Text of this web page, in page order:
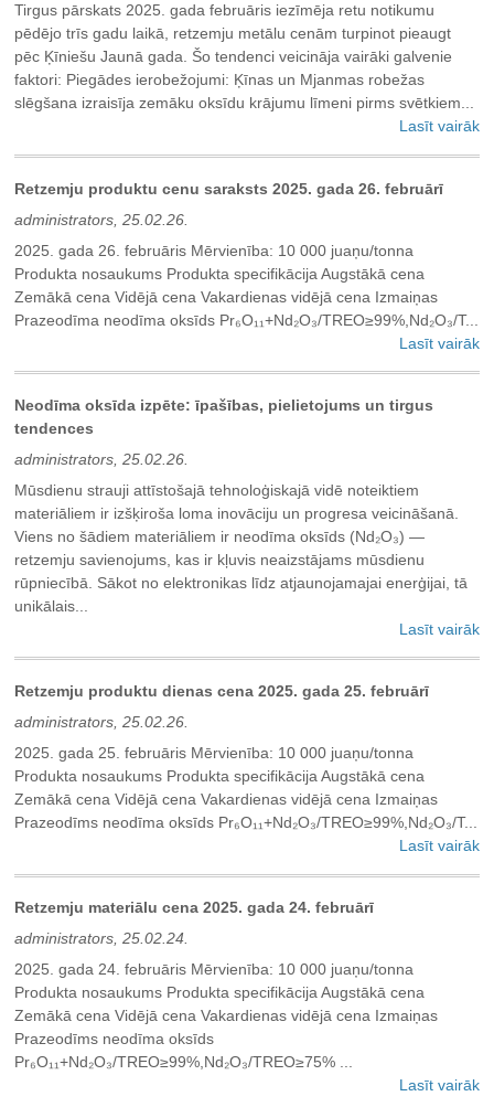
Tirgus pārskats 2025. gada februāris iezīmēja retu notikumu
pēdējo trīs gadu laikā, retzemju metālu cenām turpinot pieaugt
pēc Ķīniešu Jaunā gada. Šo tendenci veicināja vairāki galvenie
faktori: Piegādes ierobežojumi: Ķīnas un Mjanmas robežas
slēgšana izraisīja zemāku oksīdu krājumu līmeni pirms svētkiem...
Lasīt vairāk
Retzemju produktu cenu saraksts 2025. gada 26. februārī
administrators, 25.02.26.
2025. gada 26. februāris Mērvienība: 10 000 juaņu/tonna
Produkta nosaukums Produkta specifikācija Augstākā cena
Zemākā cena Vidējā cena Vakardienas vidējā cena Izmaiņas
Prazeodīma neodīma oksīds Pr₆O₁₁+Nd₂O₃/TREO≥99%,Nd₂O₃/T...
Lasīt vairāk
Neodīma oksīda izpēte: īpašības, pielietojums un tirgus
tendences
administrators, 25.02.26.
Mūsdienu strauji attīstošajā tehnoloģiskajā vidē noteiktiem
materiāliem ir izšķiroša loma inovāciju un progresa veicināšanā.
Viens no šādiem materiāliem ir neodīma oksīds (Nd₂O₃) —
retzemju savienojums, kas ir kļuvis neaizstājams mūsdienu
rūpniecībā. Sākot no elektronikas līdz atjaunojamajai enerģijai, tā
unikālais...
Lasīt vairāk
Retzemju produktu dienas cena 2025. gada 25. februārī
administrators, 25.02.26.
2025. gada 25. februāris Mērvienība: 10 000 juaņu/tonna
Produkta nosaukums Produkta specifikācija Augstākā cena
Zemākā cena Vidējā cena Vakardienas vidējā cena Izmaiņas
Prazeodīms neodīma oksīds Pr₆O₁₁+Nd₂O₃/TREO≥99%,Nd₂O₃/T...
Lasīt vairāk
Retzemju materiālu cena 2025. gada 24. februārī
administrators, 25.02.24.
2025. gada 24. februāris Mērvienība: 10 000 juaņu/tonna
Produkta nosaukums Produkta specifikācija Augstākā cena
Zemākā cena Vidējā cena Vakardienas vidējā cena Izmaiņas
Prazeodīms neodīma oksīds
Pr₆O₁₁+Nd₂O₃/TREO≥99%,Nd₂O₃/TREO≥75% ...
Lasīt vairāk